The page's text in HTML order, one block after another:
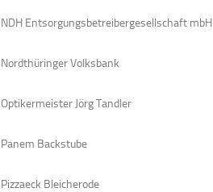
NDH Entsorgungsbetreibergesellschaft mbH
Nordthüringer Volksbank
Optikermeister Jörg Tandler
Panem Backstube
Pizzaeck Bleicherode